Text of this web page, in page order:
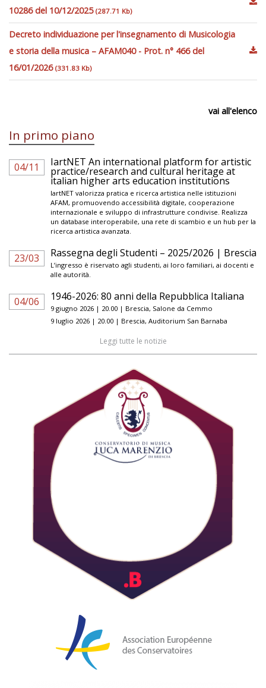
10286 del 10/12/2025 (287.71 Kb)
Decreto individuazione per l'insegnamento di Musicologia
e storia della musica – AFAM040 - Prot. n° 466 del
16/01/2026 (331.83 Kb)
vai all'elenco
In primo piano
04/11 IartNET An international platform for artistic
practice/research and cultural heritage at
italian higher arts education institutions
IartNET valorizza pratica e ricerca artistica nelle istituzioni
AFAM, promuovendo accessibilità digitale, cooperazione
internazionale e sviluppo di infrastrutture condivise. Realizza
un database interoperabile, una rete di scambio e un hub per la
ricerca artistica avanzata.
23/03 Rassegna degli Studenti – 2025/2026 | Brescia
L’ingresso è riservato agli studenti, ai loro familiari, ai docenti e
alle autorità.
04/06 1946-2026: 80 anni della Repubblica Italiana
9 giugno 2026 | 20.00 | Brescia, Salone da Cemmo
9 luglio 2026 | 20.00 | Brescia, Auditorium San Barnaba
Leggi tutte le notizie